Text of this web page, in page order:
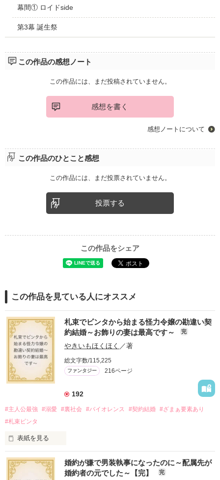
幕間① ロイドside
第3幕 誕生祭
この作品の感想ノート
この作品には、まだ投稿されていません。
感想を書く
感想ノートについて
この作品のひとこと感想
この作品には、まだ投票されていません。
投票する
この作品をシェア
この作品を見ている人にオススメ
札束でビンタから始まる怪力令嬢の勘違い契
約結婚～お飾りの妻は最高です～
完
やきいもほくほく ／著
総文字数/115,225
ファンタジー 216ページ
192
#主人公最強 #溺愛 #裏社会 #バイオレンス #契約結婚 #ざまぁ要素あり
#札束ビンタ
表紙を見る
かつては英雄と呼ばれた父は事業で失敗ばかり。
そのせいで極貧生活を送るオリヴィア・ディルムーンは、母が
倒れたことをきっかけに娼婦になり稼ごうと屋敷を飛び出し
婚約が嫌で男装執事になったのに～配属先が
婚約者の元でした～【完】
完